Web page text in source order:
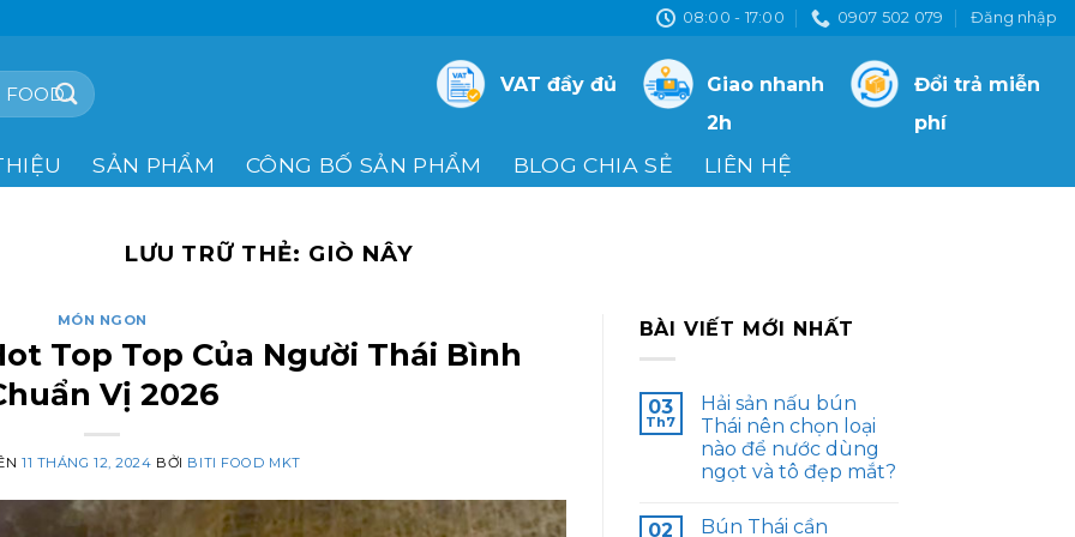
08:00 - 17:00 0907 502 079 Đăng nhập
VAT đầy đủ
Giao nhanh
2h
Đổi trả miễn
phí
SẢN PHẨM CÔNG BỐ SẢN PHẨM BLOG CHIA SẺ LIÊN HỆ
LƯU TRỮ THẺ: GIÒ NÂY
MÓN NGON
Top Top Của Người Thái Bình
Vị 2026
11 THÁNG 12, 2024 BỞI BITI FOOD MKT
BÀI VIẾT MỚI NHẤT
03
Th7
Hải sản nấu bún
Thái nên chọn loại
nào để nước dùng
ngọt và tô đẹp mắt?
02
Bún Thái cần